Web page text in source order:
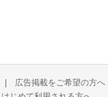
| 広告掲載をご希望の方へ